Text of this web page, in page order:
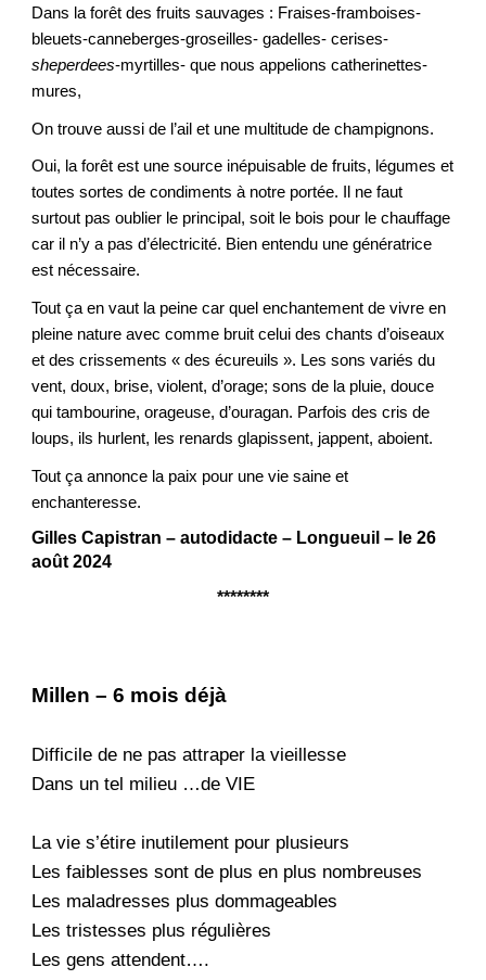
Dans la forêt des fruits sauvages : Fraises-framboises-
bleuets-canneberges-groseilles- gadelles- cerises-
sheperdees-myrtilles- que nous appelions catherinettes-
mures,
On trouve aussi de l’ail et une multitude de champignons.
Oui, la forêt est une source inépuisable de fruits, légumes et
toutes sortes de condiments à notre portée. Il ne faut
surtout pas oublier le principal, soit le bois pour le chauffage
car il n’y a pas d’électricité. Bien entendu une génératrice
est nécessaire.
Tout ça en vaut la peine car quel enchantement de vivre en
pleine nature avec comme bruit celui des chants d’oiseaux
et des crissements « des écureuils ». Les sons variés du
vent, doux, brise, violent, d’orage; sons de la pluie, douce
qui tambourine, orageuse, d’ouragan. Parfois des cris de
loups, ils hurlent, les renards glapissent, jappent, aboient.
Tout ça annonce la paix pour une vie saine et
enchanteresse.
Gilles Capistran – autodidacte – Longueuil – le 26
août 2024
********
Millen – 6 mois déjà
Difficile de ne pas attraper la vieillesse
Dans un tel milieu …de VIE
La vie s’étire inutilement pour plusieurs
Les faiblesses sont de plus en plus nombreuses
Les maladresses plus dommageables
Les tristesses plus régulières
Les gens attendent….